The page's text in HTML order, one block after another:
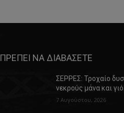
ΠΡΕΠΕΙ ΝΑ ΔΙΑΒΑΣΕΤΕ
ΣΕΡΡΕΣ: Τροχαίο
νεκρούς μάνα και γιό…
7 Αυγούστου, 2026